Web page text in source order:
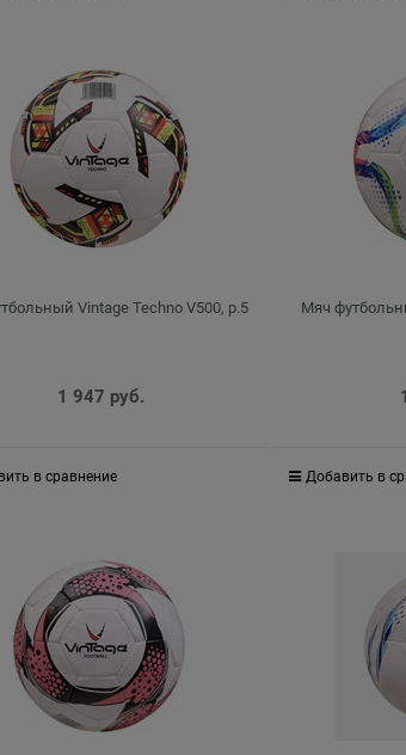
Vintage Techno V500, р.5
1 947 руб.
в сравнение
Мяч
Добавить в